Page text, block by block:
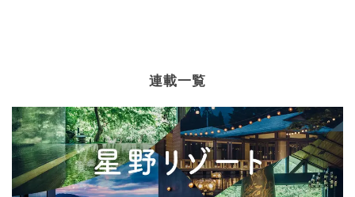
連載一覧